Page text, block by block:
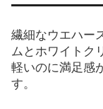
繊細なウエハー
ムとホワイトク
軽いのに満足感
す。